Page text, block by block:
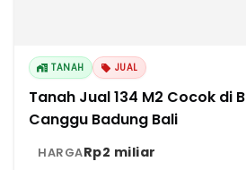
TANAH JUAL
Tanah Jual 134 M2 Cocok di Bangun Villa Area
Canggu Badung Bali
HARGARp2 miliar